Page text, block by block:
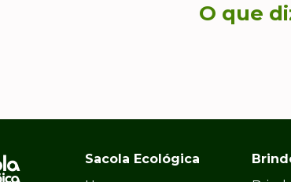
O que
Sacola Ecológica